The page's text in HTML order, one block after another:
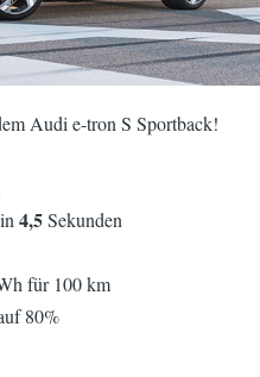
Audi e-tron S Sportback!
4,5Sekunden
für 100 km
80%